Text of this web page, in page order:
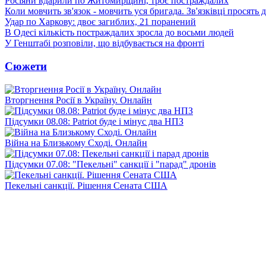
Коли мовчить зв'язок - мовчить уся бригада. Зв'язківці просять
Удар по Харкову: двоє загиблих, 21 поранений
В Одесі кількість постраждалих зросла до восьми людей
У Генштабі розповіли, що відбувається на фронті
Сюжети
Вторгнення Росії в Україну. Онлайн
Підсумки 08.08: Patriot буде і мінус два НПЗ
Війна на Близькому Сході. Онлайн
Підсумки 07.08: "Пекельні" санкції і "парад" дронів
Пекельні санкції. Рішення Сената США